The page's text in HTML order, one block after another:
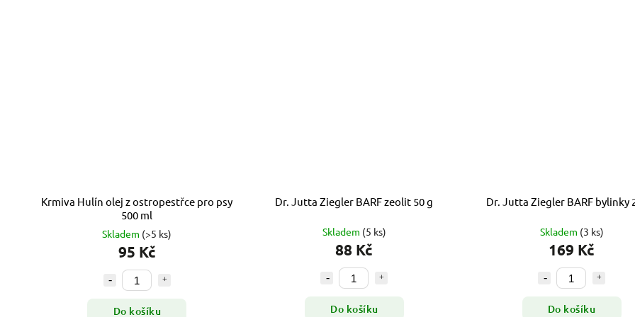
Krmiva Hulín olej z ostropestřce pro psy
500 ml
Skladem (>5 ks)
95 Kč
Do košíku
Dr. Jutta Ziegler BARF zeolit 50 g
Skladem (5 ks)
88 Kč
Do košíku
Dr. Jutta Ziegler BARF bylinky
Skladem (3 ks)
169 Kč
Do košíku